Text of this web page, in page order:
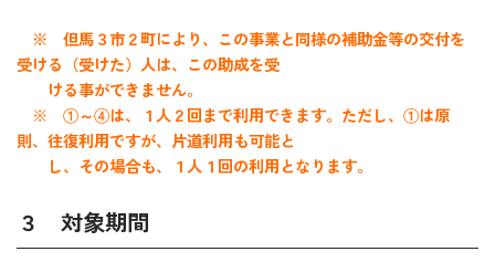
※ 但馬３市２町により、この事業と同様の補助金等の交付を
受ける（受けた）人は、この助成を受
ける事ができません。
※ ①～④は、１人２回まで利用できます。ただし、①は原
則、往復利用ですが、片道利用も可能と
し、その場合も、１人１回の利用となります。
３ 対象期間